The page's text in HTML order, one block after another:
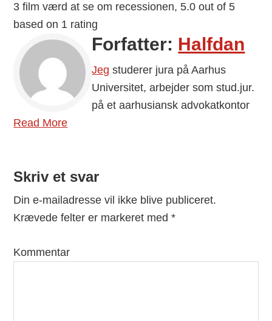
3 film værd at se om recessionen, 5.0 out of 5
based on 1 rating
Forfatter: Halfdan
Jeg studerer jura på Aarhus
Universitet, arbejder som stud.jur.
på et aarhusiansk advokatkontor
Read More
Reader
Interactions
Skriv et svar
Din e-mailadresse vil ikke blive publiceret.
Krævede felter er markeret med*
Kommentar